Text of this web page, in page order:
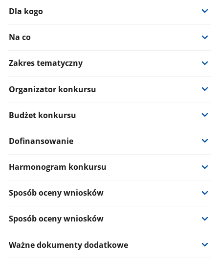
Dla kogo
Na co
Zakres tematyczny
Organizator konkursu
Budżet konkursu
Dofinansowanie
Harmonogram konkursu
Sposób oceny wniosków
Sposób oceny wniosków
Ważne dokumenty dodatkowe